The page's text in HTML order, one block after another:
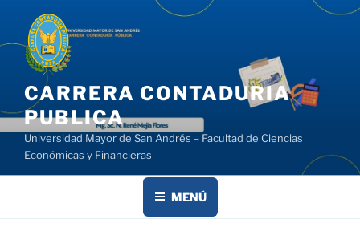
contenido
CARRERA CONTADURIA
PUBLICA
Universidad Mayor de San Andrés – Facultad de Ciencias
Económicas y Financieras
MENÚ